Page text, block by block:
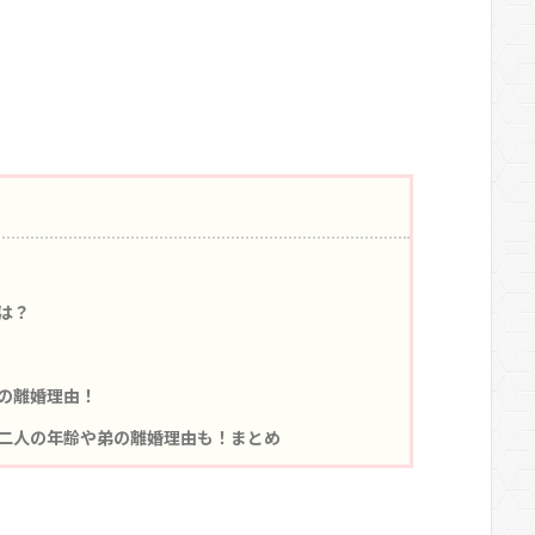
？
離婚理由！
人の年齢や弟の離婚理由も！まとめ